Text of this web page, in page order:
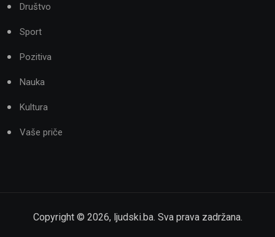
Društvo
Sport
Pozitiva
Nauka
Kultura
Vaše priče
Copyright © 2026, ljudski.ba. Sva prava zadržana.